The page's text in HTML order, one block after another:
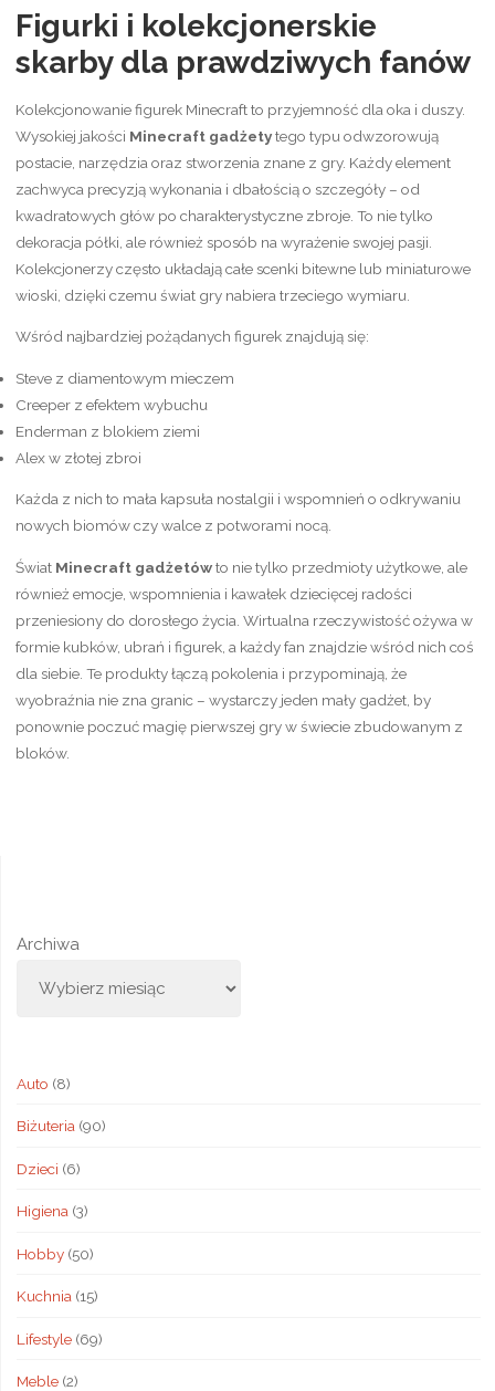
Figurki i kolekcjonerskie
skarby dla prawdziwych fanów
Kolekcjonowanie figurek Minecraft to przyjemność dla oka i duszy.
Wysokiej jakości Minecraft gadżetytego typu odwzorowują
postacie, narzędzia oraz stworzenia znane z gry. Każdy element
zachwyca precyzją wykonania i dbałością o szczegóły – od
kwadratowych głów po charakterystyczne zbroje. To nie tylko
dekoracja półki, ale również sposób na wyrażenie swojej pasji.
Kolekcjonerzy często układają całe scenki bitewne lub miniaturowe
wioski, dzięki czemu świat gry nabiera trzeciego wymiaru.
Wśród najbardziej pożądanych figurek znajdują się:
Steve z diamentowym mieczem
Creeper z efektem wybuchu
Enderman z blokiem ziemi
Alex w złotej zbroi
Każda z nich to mała kapsuła nostalgii i wspomnień o odkrywaniu
nowych biomów czy walce z potworami nocą.
Świat Minecraft gadżetówto nie tylko przedmioty użytkowe, ale
również emocje, wspomnienia i kawałek dziecięcej radości
przeniesiony do dorosłego życia. Wirtualna rzeczywistość ożywa w
formie kubków, ubrań i figurek, a każdy fan znajdzie wśród nich coś
dla siebie. Te produkty łączą pokolenia i przypominają, że
wyobraźnia nie zna granic – wystarczy jeden mały gadżet, by
ponownie poczuć magię pierwszej gry w świecie zbudowanym z
bloków.
Archiwa
Auto (8)
Biżuteria (90)
Dzieci (6)
Higiena (3)
Hobby(50)
Kuchnia (15)
Lifestyle(69)
Meble(2)